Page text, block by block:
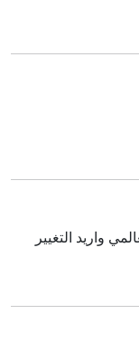
واريد التغيير